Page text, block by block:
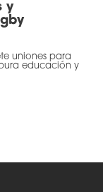
y
uniones para
educación y